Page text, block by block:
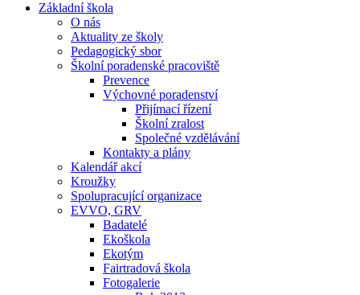
Základní škola
O nás
Aktuality ze školy
Pedagogický sbor
Školní poradenské pracoviště
Prevence
Výchovné poradenství
Přijímací řízení
Školní zralost
Společné vzdělávání
Kontakty a plány
Kalendář akcí
Kroužky
Spolupracující organizace
EVVO, GRV
Badatelé
Ekoškola
Ekotým
Fairtradová škola
Fotogalerie